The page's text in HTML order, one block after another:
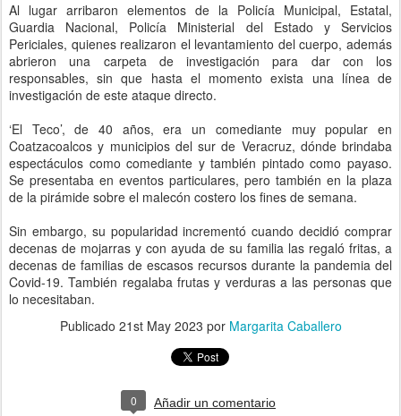
Al lugar arribaron elementos de la Policía Municipal, Estatal,
Guardia Nacional, Policía Ministerial del Estado y Servicios
Periciales, quienes realizaron el levantamiento del cuerpo, además
abrieron una carpeta de investigación para dar con los
responsables, sin que hasta el momento exista una línea de
investigación de este ataque directo.
‘El Teco’, de 40 años, era un comediante muy popular en
Coatzacoalcos y municipios del sur de Veracruz, dónde brindaba
espectáculos como comediante y también pintado como payaso.
Se presentaba en eventos particulares, pero también en la plaza
de la pirámide sobre el malecón costero los fines de semana.
Sin embargo, su popularidad incrementó cuando decidió comprar
decenas de mojarras y con ayuda de su familia las regaló fritas, a
decenas de familias de escasos recursos durante la pandemia del
Covid-19. También regalaba frutas y verduras a las personas que
lo necesitaban.
Publicado 21st May 2023 por Margarita Caballero
0 Añadir un comentario